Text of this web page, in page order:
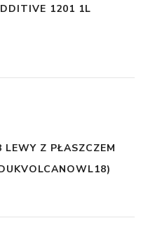
1201 1L
Z PŁASZCZEM